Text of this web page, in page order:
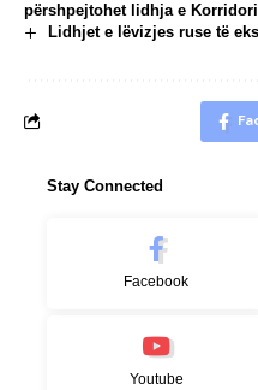
përshpejtohet lidhja e
Lidhjet e lëvizjes ruse të
Stay Connected
Facebook
Youtube